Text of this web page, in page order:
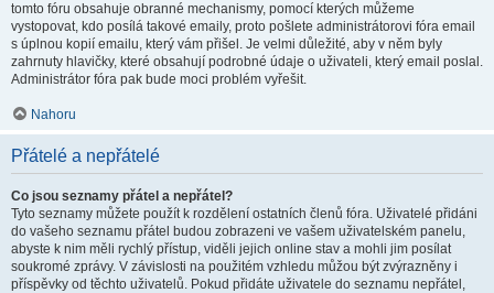
tomto fóru obsahuje obranné mechanismy, pomocí kterých můžeme
vystopovat, kdo posílá takové emaily, proto pošlete administrátorovi fóra email
s úplnou kopií emailu, který vám přišel. Je velmi důležité, aby v něm byly
zahrnuty hlavičky, které obsahují podrobné údaje o uživateli, který email poslal.
Administrátor fóra pak bude moci problém vyřešit.
Nahoru
Přátelé a nepřátelé
Co jsou seznamy přátel a nepřátel?
Tyto seznamy můžete použít k rozdělení ostatních členů fóra. Uživatelé přidáni
do vašeho seznamu přátel budou zobrazeni ve vašem uživatelském panelu,
abyste k nim měli rychlý přístup, viděli jejich online stav a mohli jim posílat
soukromé zprávy. V závislosti na použitém vzhledu můžou být zvýrazněny i
příspěvky od těchto uživatelů. Pokud přidáte uživatele do seznamu nepřátel,